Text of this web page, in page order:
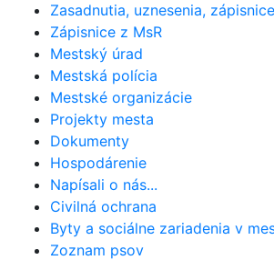
Zasadnutia, uznesenia,
Zápisnice z MsR
Mestský úrad
Mestská polícia
Mestské organizácie
Projekty mesta
Dokumenty
Hospodárenie
Napísali o nás...
Civilná ochrana
Byty a sociálne zariadenia v
Zoznam psov